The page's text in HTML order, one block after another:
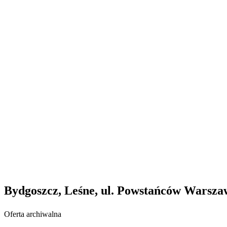
Bydgoszcz, Leśne, ul. Powstańców
Oferta archiwalna